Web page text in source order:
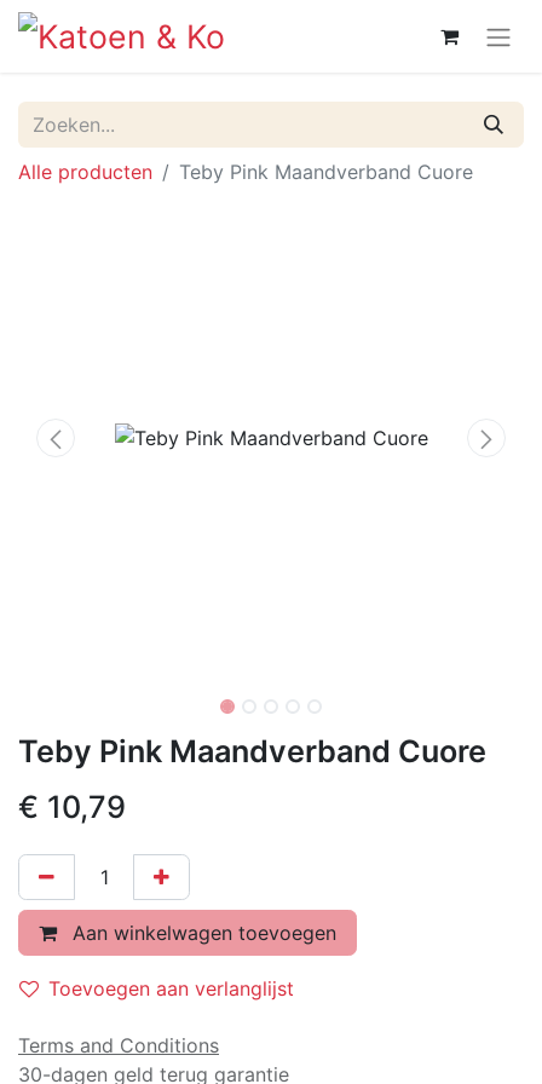
Alle producten Teby Pink Maandverband Cuore
Teby Pink Maandverband Cuore
€ 10,79
Aan winkelwagen toevoegen
Toevoegen aan verlanglijst
Terms and Conditions
30-dagen geld terug garantie